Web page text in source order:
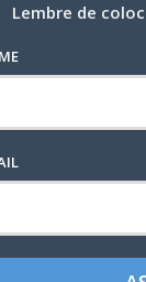
UM
que
Lembre de